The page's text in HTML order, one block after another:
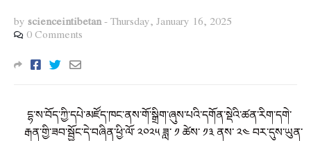
by scienceintibetan-Thursday, January 16, 2025
0 Comments
དྷ་ས་བོད་ཀྱི་དཔེ་མཛོད་ཁང་ནས་གོ་སྒྲིག་ཞུས་པའི་དགོན་སྡེའི་ཚན་རིག་དགེ་
རྒན་གྱི་ཟབ་སྦྱོང་དེ་བཞིན་ཕྱི་ལོ་ ༢༠༢༥ ཟླ་ ༡ ཚེས་ ༡༣ ནས་ ༢༤ བར་དུས་ཡུན་